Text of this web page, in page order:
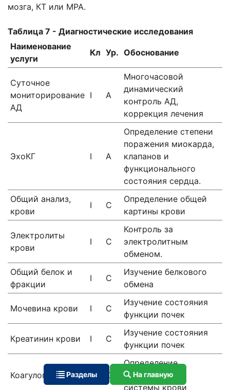
мозга, КТ или МРА.
Таблица 7 - Диагностические исследования
Наименование
услуги
Кл Ур. Обоснование
Суточное
мониторирование
АД
I А
Многочасовой
динамический
контроль АД,
коррекция лечения
ЭхоКГ I А
Определение степени
поражения миокарда,
клапанов и
функционального
состояния сердца.
Общий анализ,
крови
I С
Определение общей
картины крови
Электролиты
крови
I С
Контроль за
электролитным
обменом.
Общий белок и
фракции
I С
Изучение белкового
обмена
Мочевина крови I С
Изучение состояния
функции почек
Креатинин крови I С
Изучение состояния
функции почек
Коагулограмма I С
Определение
свертывающей
системы крови
Разделы На главную